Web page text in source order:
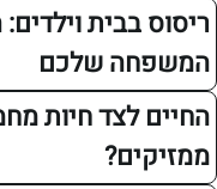
וילדים:
שלכם
חיות מחמד –